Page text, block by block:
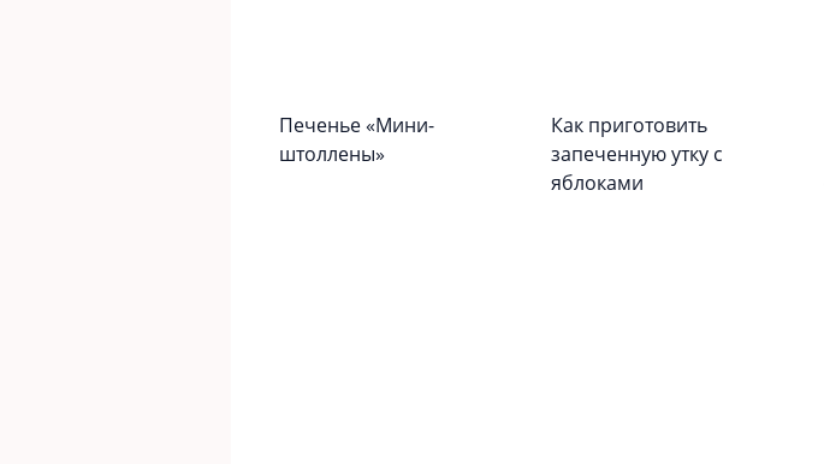
Печенье «Мини-
штоллены»
Как приготовить
запеченную утку с
яблоками